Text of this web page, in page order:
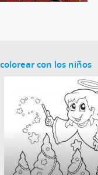
con los niños